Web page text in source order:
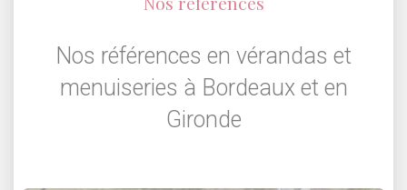
Nos références en vérandas et
menuiseries à Bordeaux et en
Gironde